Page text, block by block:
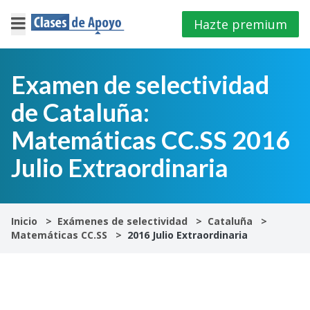
×
Iniciar
sesión
4º
E.S.O
1º
Bachillerato
Hazte premium
Examen de selectividad
de Cataluña:
Matemáticas CC.SS 2016
Julio Extraordinaria
Inicio Exámenes de selectividad
Cataluña
Matemáticas CC.SS
2016 Julio Extraordinaria